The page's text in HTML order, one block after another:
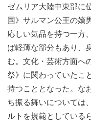
ゼムリア大陸中東部に
国》サルマン公王の嫡
応しい気品を持つ一方
ば軽薄な部分もあり、
む。文化・芸術方面へ
祭》に関わっていたこ
持つこととなった。な
ち振る舞いについては
ルトを規範としている